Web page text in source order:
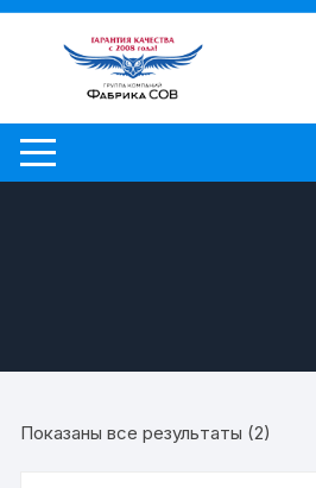
Перейти
содержимому
Показаны все результаты (2)